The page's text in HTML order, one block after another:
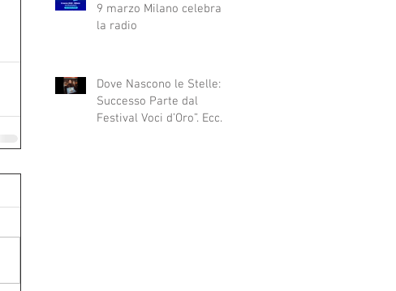
9 marzo Milano celebra
la radio
Dove Nascono le Stelle: Il
Successo Parte dal
Festival Voci d’Oro”. Ecco